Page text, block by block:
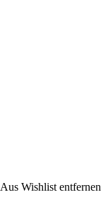
Aus Wishlist entfernen